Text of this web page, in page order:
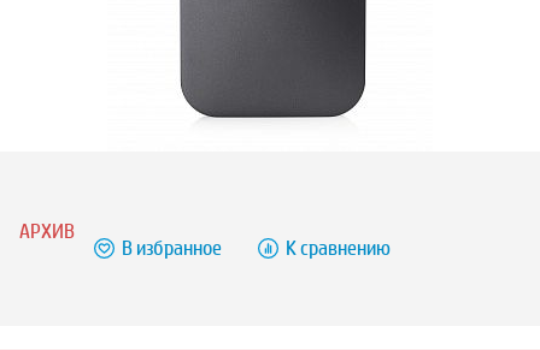
АРХИВ
В избранное К сравнению